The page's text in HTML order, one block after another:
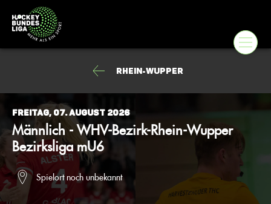
Rhein-Wupper
Freitag, 07. August 2026
Männlich - WHV-Bezirk-Rhein-Wupper
Bezirksliga mU6
Spielort noch unbekannt